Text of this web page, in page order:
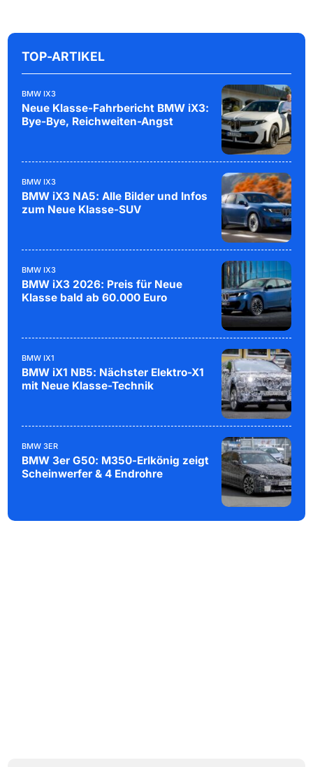
TOP-ARTIKEL
BMW IX3
Neue Klasse-Fahrbericht BMW iX3:
Bye-Bye, Reichweiten-Angst
BMW IX3
BMW iX3 NA5: Alle Bilder und Infos
zum Neue Klasse-SUV
BMW IX3
BMW iX3 2026: Preis für Neue
Klasse bald ab 60.000 Euro
BMW IX1
BMW iX1 NB5: Nächster Elektro-X1
mit Neue Klasse-Technik
BMW 3ER
BMW 3er G50: M350-Erlkönig zeigt
Scheinwerfer & 4 Endrohre